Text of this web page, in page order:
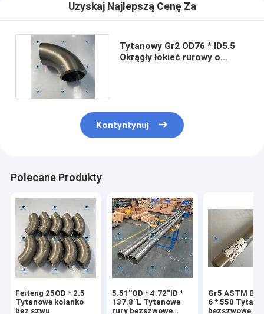
Uzyskaj Najlepszą Cenę Za
Tytanowy Gr2 OD76 * ID5.5
Okrągły łokieć rurowy o
Kontyntynuj
Polecane Produkty
Feiteng 25OD * 2.5
Tytanowe kolanko
bez szwu
5.51''OD * 4.72''ID *
137.8''L Tytanowe
rury bezszwowe
Gr5 ASTM
6 * 550
bezszwowe